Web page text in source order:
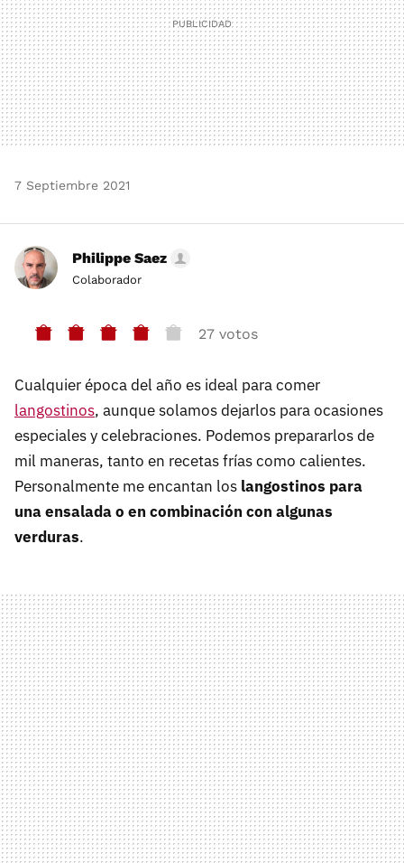
7 Septiembre 2021
Philippe Saez
Colaborador
27 votos
Cualquier época del año es ideal para comer
langostinos, aunque solamos dejarlos para ocasiones
especiales y celebraciones. Podemos prepararlos de
mil maneras, tanto en recetas frías como calientes.
Personalmente me encantan los langostinos para
una ensalada o en combinación con algunas
verduras.